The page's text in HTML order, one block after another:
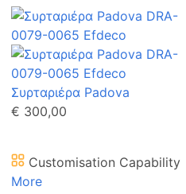
Συρταριέρα Padova
€ 300,00
Customisation Capability
More